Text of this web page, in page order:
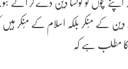
مُنکر بلکہ اسلام کے مُنکر ہیں
کا مطلب ہے کہ